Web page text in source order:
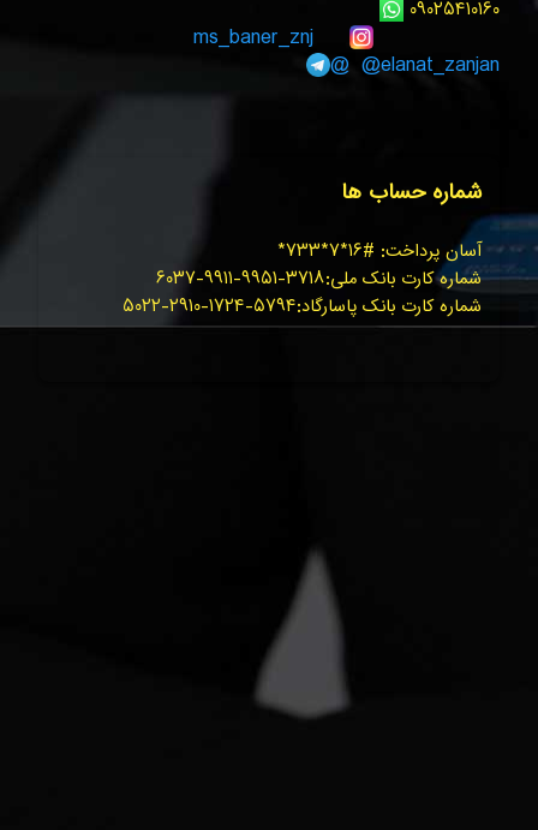
۰۹۰۲۵۴۱۰۱۶۰
ms_baner_znj
@elanat_zanjan@
شماره حساب ها
آسان پرداخت: #۱۶*۷*۷۳۳*
شماره کارت بانک ملی:۳۷۱۸-۹۹۵۱-۹۹۱۱-۶۰۳۷
شماره کارت بانک پاسارگاد:۵۷۹۴-۱۷۲۴-۲۹۱۰-۵۰۲۲